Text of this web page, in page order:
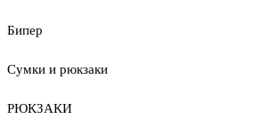
Бипер
Сумки и рюкзаки
РЮКЗАКИ